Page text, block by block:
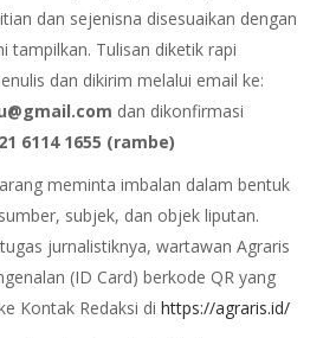
dan sejenisna disesuaikan dengan
tampilkan. Tulisan diketik rapi
dan dikirim melalui email ke:
dan dikonfirmasi
6114 1655 (rambe)
meminta imbalan dalam bentuk
subjek, dan objek liputan.
jurnalistiknya, wartawan Agraris
(ID Card) berkode QR yang
Kontak Redaksi di https://agraris.id/